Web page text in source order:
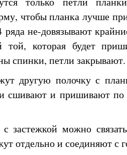
чтобы планка лучше
ряда не-довязывают
той, которая будет
спинки, петли закрывают.
другую полочку с
сшиваюти пришиваютпо
с застежкой можно
отдельнои соединяютс